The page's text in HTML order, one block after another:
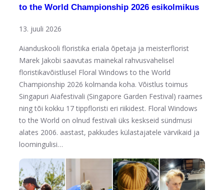
to the World Championship 2026 esikolmikus
13. juuli 2026
Aianduskooli floristika eriala õpetaja ja meisterflorist
Marek Jakobi saavutas mainekal rahvusvahelisel
floristikavõistlusel Floral Windows to the World
Championship 2026 kolmanda koha. Võistlus toimus
Singapuri Aiafestivali (Singapore Garden Festival) raames
ning tõi kokku 17 tippfloristi eri riikidest. Floral Windows
to the World on olnud festivali üks keskseid sündmusi
alates 2006. aastast, pakkudes külastajatele värvikaid ja
loomingulisi…